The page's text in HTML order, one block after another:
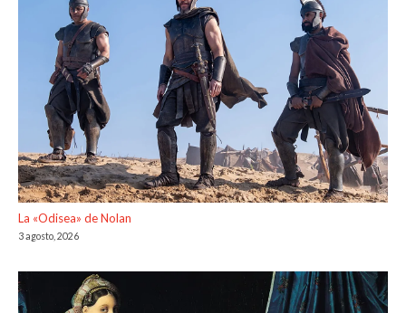
La «Odisea» de Nolan
3 agosto, 2026